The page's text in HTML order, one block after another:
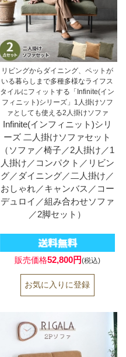
リビングからダイニング、ペットが
いる暮らしまで多種多様なライフス
タイルにフィットする「Infinite(イン
フィニット)シリーズ」1人掛けソフ
ァとしても使える2人掛けソファ
Infinite(インフィニット)シリ
ーズ 二人掛けソファセット
（ソファ／椅子／2人掛け／1
人掛け／コンパクト／リビン
グ／ダイニング／二人掛け／
おしゃれ／キャンバス／コー
デュロイ／組み合わせソファ
／2脚セット）
販売価格52,800円(税込)